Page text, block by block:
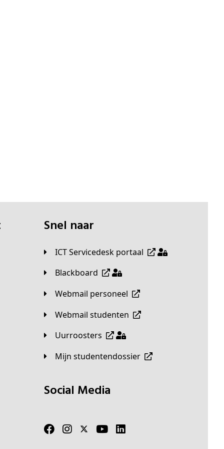
Snel naar
ICT Servicedesk portaal
Blackboard
Webmail personeel
Webmail studenten
Uurroosters
Mijn studentendossier
Social Media